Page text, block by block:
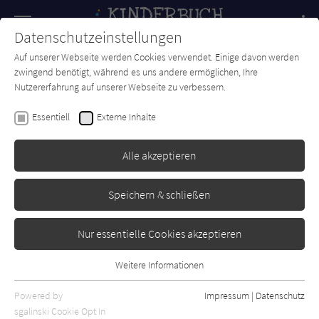
SUCHE Forum Charts Newsletter
Astrid Lindgren
Michel in der Suppenschüssel
Erschienen: Februar 2021 Bibliogr. Angaben
Datenschutzeinstellungen
Auf unserer Webseite werden Cookies verwendet. Einige davon werden
zwingend benötigt, während es uns andere ermöglichen, Ihre
Nutzererfahrung auf unserer Webseite zu verbessern.
Essentiell Externe Inhalte
Alle akzeptieren
Speichern & schließen
Nur essentielle Cookies akzeptieren
Essentielle Cookies werden für grundlegende Funktionen der
Webseite benötigt. Dadurch ist gewährleistet, dass die Webseite
Weitere Informationen
Powered by
sgalinski Cookie Opt In
Impressum | Datenschutz